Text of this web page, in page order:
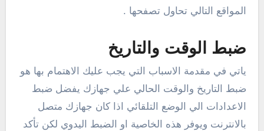
المواقع التالي تحاول تصفحها .
ضبط الوقت والتاريخ
ياتي في مقدمة الاسباب التي يجب عليك الاهتمام بها هو
ضبط التاريخ والوقت الحالي علي جهازك يفضل ضبط
الاعدادات الي الوضع التلقائي اذا كان جهازك متصل
بالانترنت ويوفر هذه الخاصية او الضبط اليدوي لكن تأكد